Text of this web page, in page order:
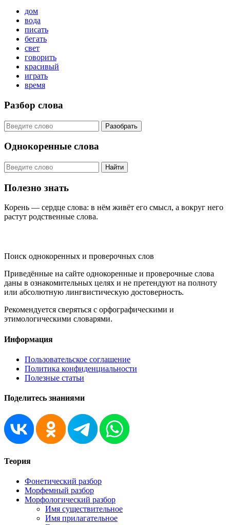
дом
вода
писать
бегать
свет
говорить
красивый
играть
время
Разбор слова
Разобрать
Однокоренные слова
Найти
Полезно знать
Корень — сердце слова: в нём живёт его смысл, а вокруг него
растут родственные слова.
Поиск однокоренных и проверочных слов
Приведённые на сайте однокоренные и проверочные слова
даны в ознакомительных целях и не претендуют на полноту
или абсолютную лингвистическую достоверность.
Рекомендуется сверяться с орфографическими и
этимологическими словарями.
Информация
Пользовательское соглашение
Политика конфиденциальности
Полезные статьи
Поделитесь знаниями
Теория
Фонетический разбор
Морфемный разбор
Морфологический разбор
Имя существительное
Имя прилагательное